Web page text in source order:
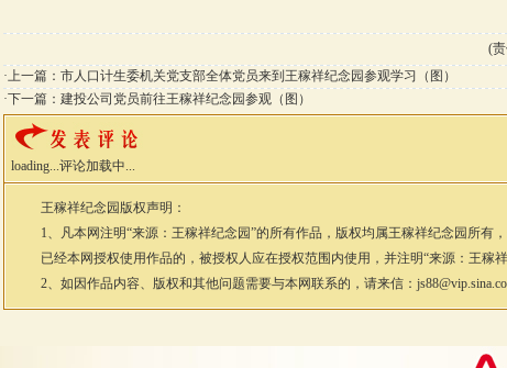
(
·上一篇： 市人口计生委机关党支部全体党员来到王稼祥纪念园参观学习（图）
·下一篇： 建投公司党员前往王稼祥纪念园参观（图）
loading...评论加载中...
王稼祥纪念园 版权声明：
1、凡本网注明“来源： 王稼祥纪念园”的所有作品，版权均属王稼祥纪念园 所有
已经本网授权使用作品的，被授权人应在授权范围内使用，并注明“来源： 王稼
2、如因作品内容、版权和其他问题需要与本网联系的，请来信：